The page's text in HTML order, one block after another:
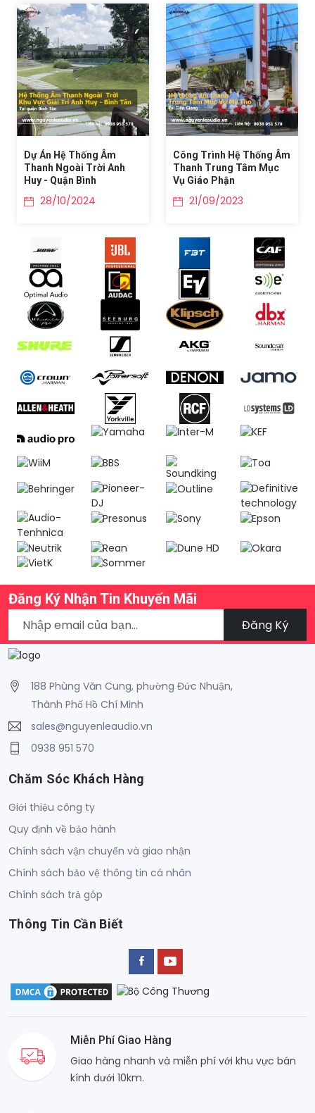
Dự Án Hệ Thống Âm
Thanh Ngoài Trời Anh
Huy - Quận Bình
28/10/2024
Công Trình Hệ Thống Âm
Thanh Trung Tâm Mục
Vụ Giáo Phận
21/09/2023
Đăng Ký Nhận Tin Khuyến Mãi
Đăng Ký
188 Phùng Văn Cung, phường Đức Nhuận,
Thành Phố Hồ Chí Minh
sales@nguyenleaudio.vn
0938 951 570
Chăm Sóc Khách Hàng
Giới thiệu công ty
Quy định về bảo hành
Chính sách vận chuyển và giao nhận
Chính sách bảo vệ thông tin cá nhân
Chính sách trả góp
Thông Tin Cần Biết
Miễn Phí Giao Hàng
Giao hàng nhanh và miễn phí với khu vực bán
kính dưới 10km.